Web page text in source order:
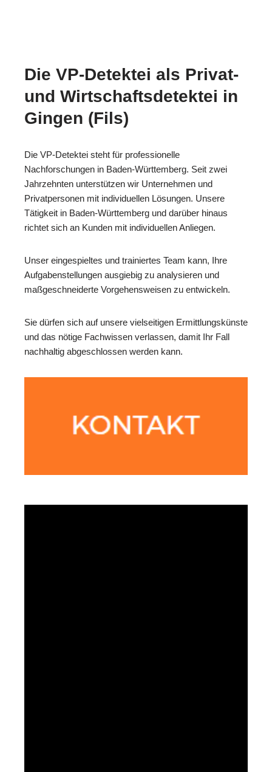
Die VP-Detektei als Privat-
und Wirtschaftsdetektei in
Gingen (Fils)
Die VP-Detektei steht für professionelle
Nachforschungen in Baden-Württemberg. Seit zwei
Jahrzehnten unterstützen wir Unternehmen und
Privatpersonen mit individuellen Lösungen. Unsere
Tätigkeit in Baden-Württemberg und darüber hinaus
richtet sich an Kunden mit individuellen Anliegen.
Unser eingespieltes und trainiertes Team kann, Ihre
Aufgabenstellungen ausgiebig zu analysieren und
maßgeschneiderte Vorgehensweisen zu entwickeln.
Sie dürfen sich auf unsere vielseitigen Ermittlungskünste
und das nötige Fachwissen verlassen, damit Ihr Fall
nachhaltig abgeschlossen werden kann.